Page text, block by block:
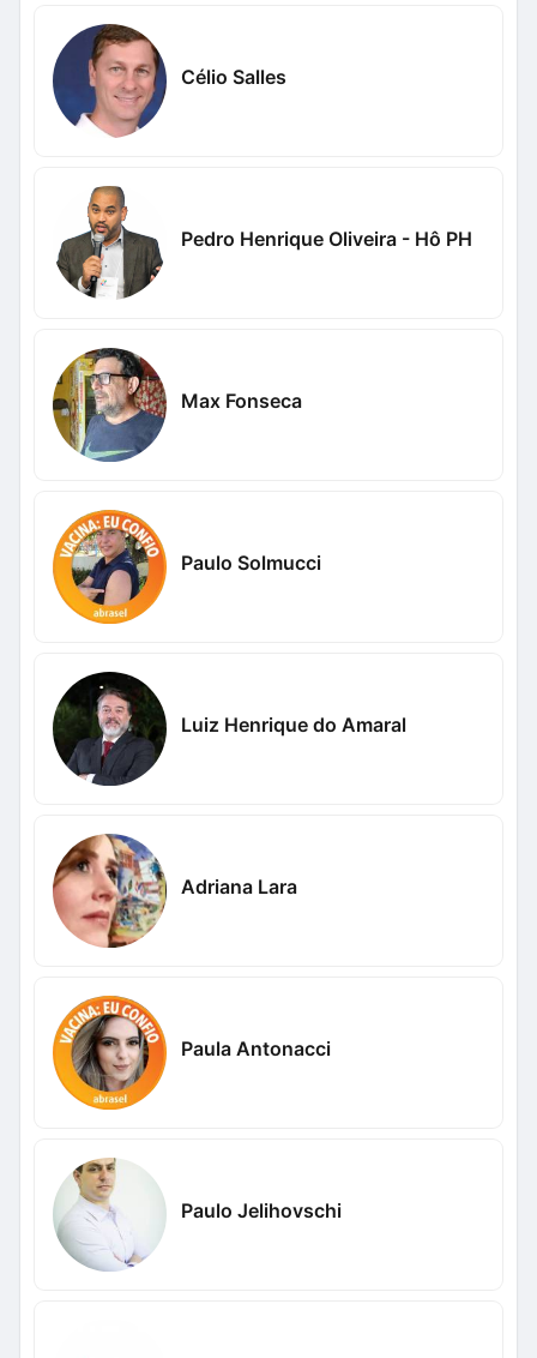
Célio Salles
Pedro Henrique Oliveira - Hô PH
Max Fonseca
Paulo Solmucci
Luiz Henrique do Amaral
Adriana Lara
Paula Antonacci
Paulo Jelihovschi